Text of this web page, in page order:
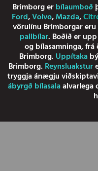
Brimborg erbílaumboð
Ford,Volvo,Mazda,
vörulínu Brimborgar eru
pallbílar. Boðið er
ogbílasamninga, frá
Brimborg. Uppítaka
Brimborg. Reynsluakstur
tryggja ánægju
ábyrgð bílasalaalvarlega